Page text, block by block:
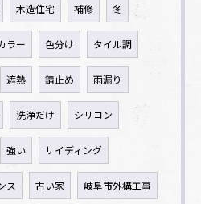
木造住宅 補修 冬
ラー 色分け タイル調
遮熱 錆止め 雨漏り
洗浄だけ シリコン
強い サイディング
ス 古い家 岐阜市外構工事